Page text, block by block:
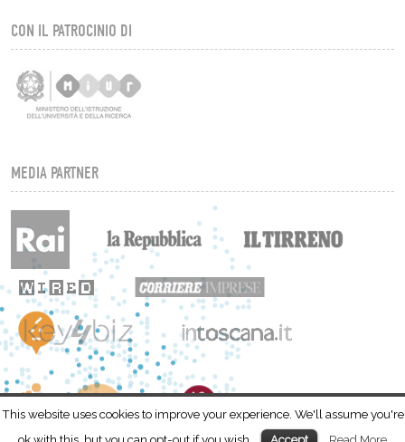
CON IL PATROCINIO DI
MEDIA PARTNER
This website uses cookies to improve your experience. We'll assume you're